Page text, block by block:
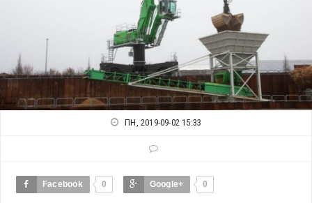
ПН, 2019-09-02 15:33
Facebook 0 Google+ 0